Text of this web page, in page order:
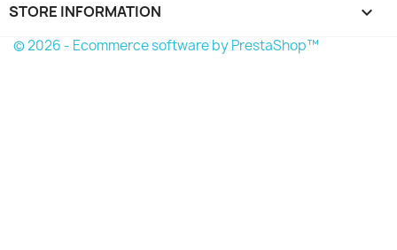
STORE INFORMATION keyboard_arrow_down
© 2026 - Ecommerce software by PrestaShop™